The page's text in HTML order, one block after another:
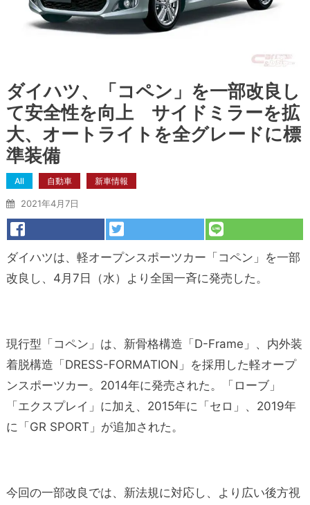
ダイハツ、「コペン」を一部改良し
て安全性を向上 サイドミラーを拡
大、オートライトを全グレードに標
準装備
All 自動車 新車情報
2021年4月7日
ダイハツは、軽オープンスポーツカー「コペン」を一部
改良し、4月7日（水）より全国一斉に発売した。
現行型「コペン」は、新骨格構造「D-Frame」、内外装
着脱構造「DRESS-FORMATION」を採用した軽オープ
ンスポーツカー。2014年に発売された。「ローブ」
「エクスプレイ」に加え、2015年に「セロ」、2019年
に「GR SPORT」が追加された。
今回の一部改良では、新法規に対応し、より広い後方視